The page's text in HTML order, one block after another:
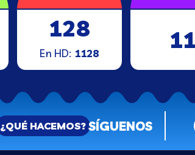
128
En HD: 1128 11
¿QUÉ HACEMOS? SÍGUENOS